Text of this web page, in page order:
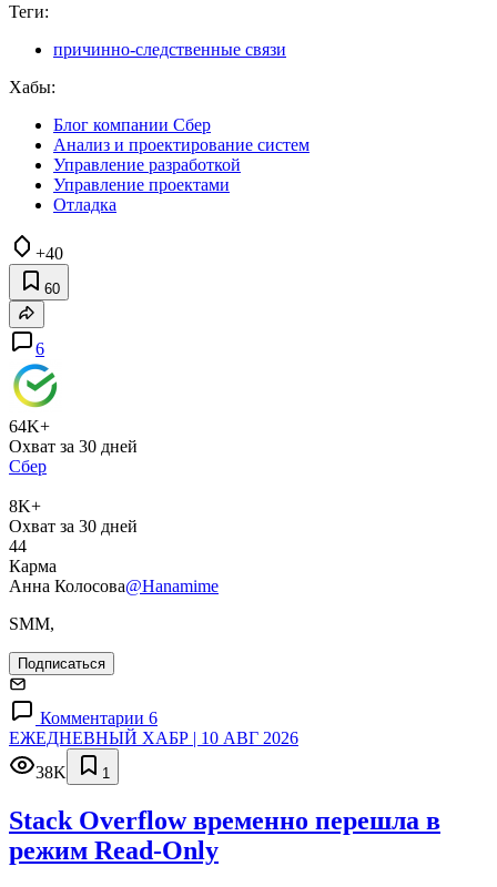
Теги:
причинно-следственные связи
Хабы:
Блог компании Сбер
Анализ и проектирование систем
Управление разработкой
Управление проектами
Отладка
+40
60
6
64K+
Охват за 30 дней
Сбер
8K+
Охват за 30 дней
44
Карма
Анна Колосова@Hanamime
SMM,
Подписаться
Комментарии 6
ЕЖЕДНЕВНЫЙ ХАБР | 10 АВГ 2026
38K
1
Stack Overflow временно перешла в
режим Read-Only